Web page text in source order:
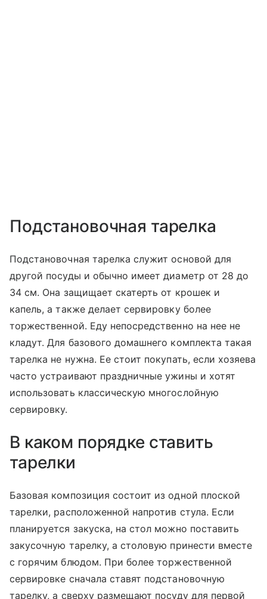
Подстановочная тарелка
Подстановочная тарелка служит основой для
другой посуды и обычно имеет диаметр от 28 до
34 см. Она защищает скатерть от крошек и
капель, а также делает сервировку более
торжественной. Еду непосредственно на нее не
кладут. Для базового домашнего комплекта такая
тарелка не нужна. Ее стоит покупать, если хозяева
часто устраивают праздничные ужины и хотят
использовать классическую многослойную
сервировку.
В каком порядке ставить
тарелки
Базовая композиция состоит из одной плоской
тарелки, расположенной напротив стула. Если
планируется закуска, на стол можно поставить
закусочную тарелку, а столовую принести вместе
с горячим блюдом. При более торжественной
сервировке сначала ставят подстановочную
тарелку, а сверху размещают посуду для первой